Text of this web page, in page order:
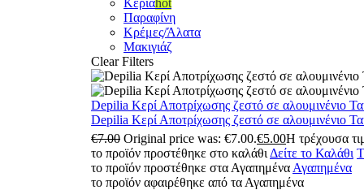
Κεριάhot
Παραφίνη
Κρέμες/Άλατα
Μακιγιάζ
Clear Filters
Depilia Κερί Αποτρίχωσης ζεστό σε αλουμινένιο
Depilia Κερί Αποτρίχωσης ζεστό σε αλουμινένιο
€7.00 Original price was: €7.00.€5.00Η τρέχουσα
το προϊόν προστέθηκε στο καλάθι Δείτε το Καλάθι
το προϊόν προστέθηκε στα Αγαπημένα Αγαπημένα
το προϊόν αφαιρέθηκε από τα Αγαπημένα